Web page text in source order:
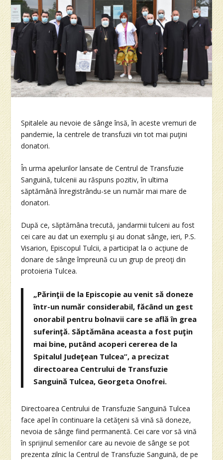
Spitalele au nevoie de sânge însă, în aceste vremuri de
pandemie, la centrele de transfuzii vin tot mai puţini
donatori.
În urma apelurilor lansate de Centrul de Transfuzie
Sanguină, tulcenii au răspuns pozitiv, în ultima
săptămână înregistrându-se un număr mai mare de
donatori.
După ce, săptămâna trecută, jandarmii tulceni au fost
cei care au dat un exemplu şi au donat sânge, ieri, P.S.
Visarion, Episcopul Tulcii, a participat la o acţiune de
donare de sânge împreună cu un grup de preoţi din
protoieria Tulcea.
„Părinţii de la Episcopie au venit să doneze
într-un număr considerabil, făcând un gest
onorabil pentru bolnavii care se află în grea
suferinţă. Săptămâna aceasta a fost puţin
mai bine, putând acoperi cererea de la
Spitalul Judeţean Tulcea”, a precizat
directoarea Centrului de Transfuzie
Sanguină Tulcea, Georgeta Onofrei.
Directoarea Centrului de Transfuzie Sanguină Tulcea
face apel în continuare la cetăţeni să vină să doneze,
nevoia de sânge fiind permanentă. Cei care vor să vină
în sprijinul semenilor care au nevoie de sânge se pot
prezenta zilnic la Centrul de Transfuzie Sanguină, de pe